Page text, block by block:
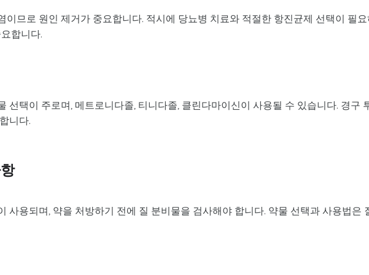
이므로 원인 제거가 중요합니다. 적시에 당뇨병 치료와 적절한 항진균제 선택이 필
합니다.
선택이 주로며, 메트로니다졸, 티니다졸, 클린다마이신이 사용될 수 있습니다. 경구
니다.
사용되며, 약을 처방하기 전에 질 분비물을 검사해야 합니다. 약물 선택과 사용법은